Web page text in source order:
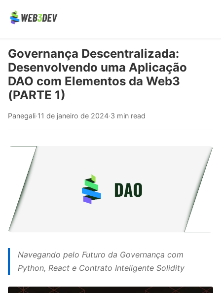
Governança Descentralizada:
Desenvolvendo uma Aplicação
DAO com Elementos da Web3
(PARTE 1)
Panegali·11 de janeiro de 2024·3 min read
Navegando pelo Futuro da Governança com
Python, React e Contrato Inteligente Solidity